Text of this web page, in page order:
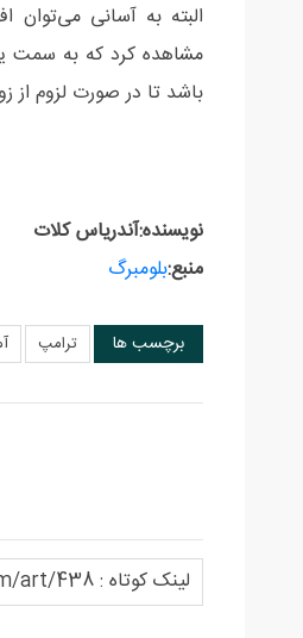
البته به آسانی
باشد تا در صورت لزوم از
نویسنده:آندریاس کلات
منبع:بلومبرگ
برچسب ها ترامپ
لینک کوتاه : https://institutetehran.com/art/438